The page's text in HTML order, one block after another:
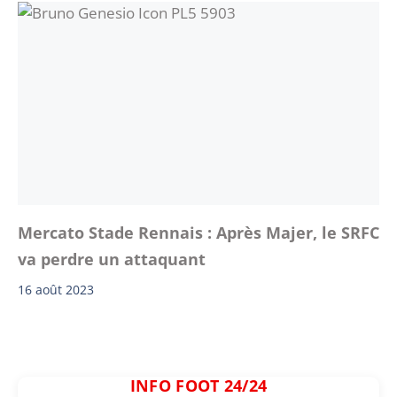
Mercato Stade Rennais : Après Majer, le SRFC
va perdre un attaquant
16 août 2023
INFO FOOT 24/24